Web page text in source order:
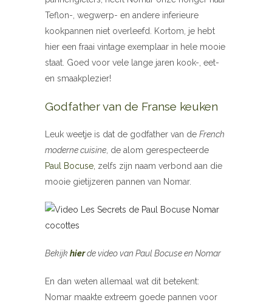
Teflon-, wegwerp- en andere inferieure
kookpannen niet overleefd. Kortom, je hebt
hier een fraai vintage exemplaar in hele mooie
staat. Goed voor vele lange jaren kook-, eet-
en smaakplezier!
Godfather van de Franse keuken
Leuk weetje is dat de godfather van de French
moderne cuisine , de alom gerespecteerde
Paul Bocuse, zelfs zijn naam verbond aan die
mooie gietijzeren pannen van Nomar.
Bekijk hierde video van Paul Bocuse en Nomar
En dan weten allemaal wat dit betekent:
Nomar maakte extreem goede pannen voor